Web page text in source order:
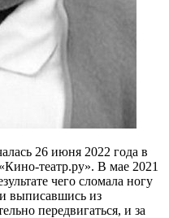
26 июня 2022 года в
театр.ру». В мае 2021
чего сломала ногу
выписавшись из
передвигаться, и за